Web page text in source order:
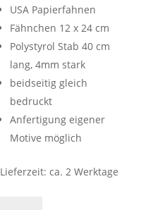
USA Papierfahnen
Fähnchen 12 x 24 cm
Polystyrol Stab 40 cm
lang, 4mm stark
beidseitig gleich
bedruckt
Anfertigung eigener
Motive möglich
Lieferzeit:ca. 2 Werktage